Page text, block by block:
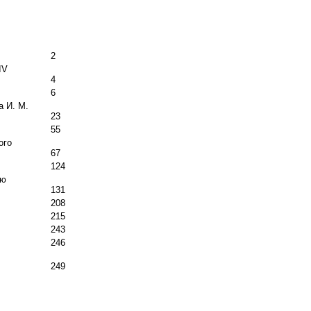
2
4
6
И. М.
23
55
67
124
131
208
215
243
246
249